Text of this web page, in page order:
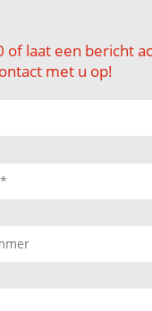
of laat een bericht
met u op!